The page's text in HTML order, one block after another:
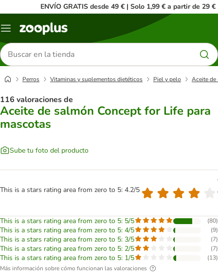
ENVÍO GRATIS desde 49 € | Solo 1,99 € a partir de 29 €
Menú
Buscar
productos
Perros Vitaminas y suplementos dietéticos Piel y pelo Aceite de
116 valoraciones de
Aceite de salmón Concept for Life para
mascotas
Sube tu foto del producto
This is a stars rating area from zero to 5: 4.2/5
This is a stars rating area from zero to 5: 5/5 (80)
This is a stars rating area from zero to 5: 4/5 (9)
This is a stars rating area from zero to 5: 3/5 (7)
This is a stars rating area from zero to 5: 2/5 (7)
This is a stars rating area from zero to 5: 1/5 (13)
Más información sobre cómo funcionan las valoraciones